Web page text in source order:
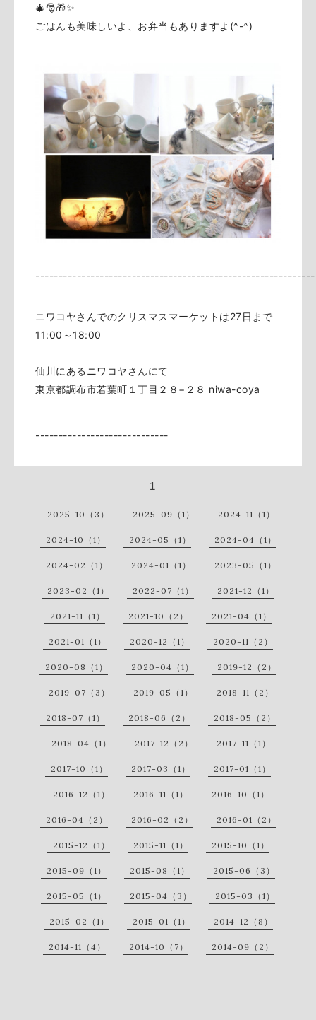
🎄🎅🎁✨
ごはんも美味しいよ、お弁当もありますよ(^-^)
ニワコヤさんでのクリスマスマーケットは27日まで
11:00～18:00
仙川にあるニワコヤさんにて
東京都調布市若葉町１丁目２８−２８ niwa-coya
-----------------------------
1
2025-10（3） 2025-09（1） 2024-11（1）
2024-10（1） 2024-05（1） 2024-04（1）
2024-02（1） 2024-01（1） 2023-05（1）
2023-02（1） 2022-07（1） 2021-12（1）
2021-11（1） 2021-10（2） 2021-04（1）
2021-01（1） 2020-12（1） 2020-11（2）
2020-08（1） 2020-04（1） 2019-12（2）
2019-07（3） 2019-05（1） 2018-11（2）
2018-07（1） 2018-06（2） 2018-05（2）
2018-04（1） 2017-12（2） 2017-11（1）
2017-10（1） 2017-03（1） 2017-01（1）
2016-12（1） 2016-11（1） 2016-10（1）
2016-04（2） 2016-02（2） 2016-01（2）
2015-12（1） 2015-11（1） 2015-10（1）
2015-09（1） 2015-08（1） 2015-06（3）
2015-05（1） 2015-04（3） 2015-03（1）
2015-02（1） 2015-01（1） 2014-12（8）
2014-11（4） 2014-10（7） 2014-09（2）